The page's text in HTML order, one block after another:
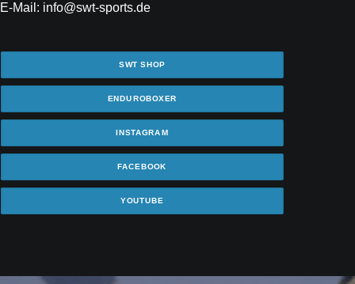
E-Mail: info@swt-sports.de
SWT SHOP
ENDUROBOXER
INSTAGRAM
FACEBOOK
YOUTUBE